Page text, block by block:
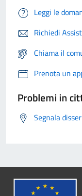
Leggi le
Richiedi
Chiama il
Prenota un
Problemi in
Segnala